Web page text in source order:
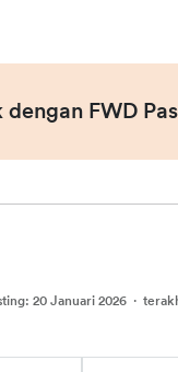
dengan FWD
: 20 Januari 2026 ·